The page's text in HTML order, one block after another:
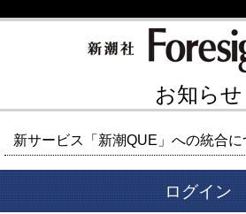
お知らせ
新サービス「新潮QUE」への統合に
ログイン